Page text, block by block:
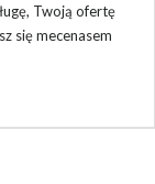
Twoją ofertę
się mecenasem